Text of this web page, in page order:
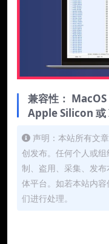
兼容性：
Apple Silicon
声明：本站所有文
创发布。任何个人或
制、盗用、采集、发
体平台。如若本站内
们进行处理。